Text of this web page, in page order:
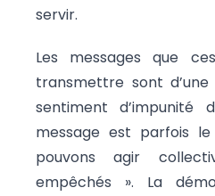
servir.
Les messages que
transmettre sont
sentiment d’impunité
message est parfois
pouvons agir
empêchés ». La